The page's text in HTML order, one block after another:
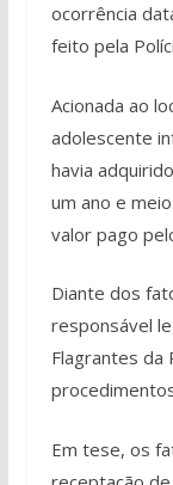
ocorrência
feito pela
Acionada ao
adolescente
havia
um ano e
valor pago
Diante dos
responsável
Flagrantes da
Em tese, os